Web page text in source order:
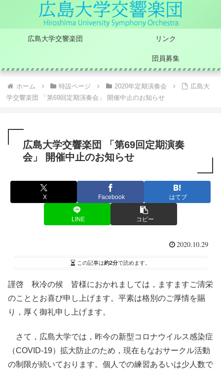
広島大学交響楽団 リンク
団員募集
ホーム 特設ページ 2020年定期演奏会
広島大
学交響楽団 「第69回定期演奏会」 開催中止のお知らせ
広島大学交響楽団 「第69回定期演奏
会」 開催中止のお知らせ
X Facebook はてブ
LINE コピー
2020.10.29
この記事は約2分で読めます。
謹啓 秋冷の候 皆様におかれましては，ますますご清栄
のこととお喜び申し上げます。平素は格別のご厚情を賜
り，厚く御礼申し上げます。
さて，広島大学では，昨今の新型コロナウイルス感染症
（COVID-19）拡大防止のため，現在もなおサークル活動
の制限が続いております。個人での練習あるいは少人数で